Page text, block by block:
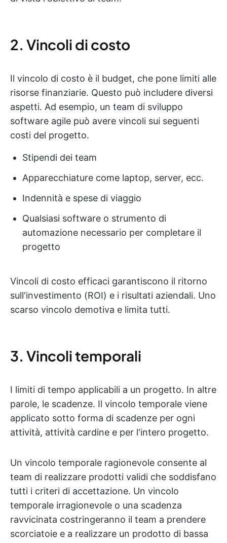
2. Vincoli di costo
Il vincolo di costo è il budget, che pone limiti alle
risorse finanziarie. Questo può includere diversi
aspetti. Ad esempio, un team di sviluppo
software agile può avere vincoli sui seguenti
costi del progetto.
Stipendi dei team
Apparecchiature come laptop, server, ecc.
Indennità e spese di viaggio
Qualsiasi software o strumento di
automazione necessario per completare il
progetto
Vincoli di costo efficaci garantiscono il ritorno
sull'investimento (ROI) e i risultati aziendali. Uno
scarso vincolo demotiva e limita tutti.
3. Vincoli temporali
I limiti di tempo applicabili a un progetto. In altre
parole, le scadenze. Il vincolo temporale viene
applicato sotto forma di scadenze per ogni
attività, attività cardine e per l'intero progetto.
Un vincolo temporale ragionevole consente al
team di realizzare prodotti validi che soddisfano
tutti i criteri di accettazione. Un vincolo
temporale irragionevole o una scadenza
ravvicinata costringeranno il team a prendere
scorciatoie e a realizzare un prodotto di bassa